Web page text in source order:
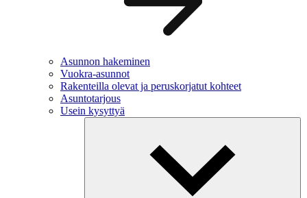
Asunnon hakeminen
Vuokra-asunnot
Rakenteilla olevat ja peruskorjatut kohteet
Asuntotarjous
Usein kysyttyä